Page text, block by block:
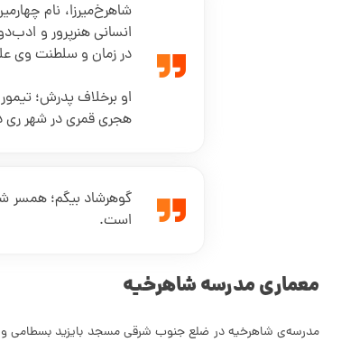
شاهرخ‌میرزا، نام
انسانی هنرپرور و
در زمان و سلطنت وی
ه‍جری قمری در شهر
گوهرشاد بیگم؛ همسر
است.
معماری مدرسه شاهرخیه